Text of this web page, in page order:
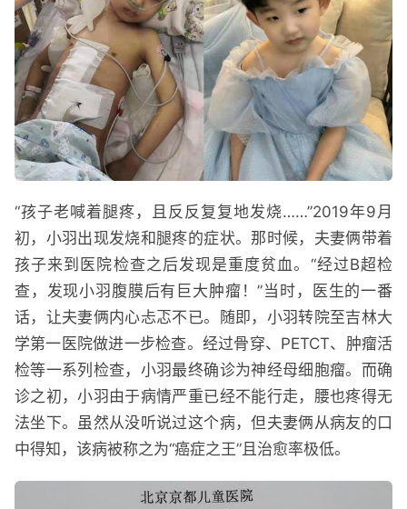
“孩子老喊着腿疼，且反反复复地发烧……”2019年9月
初，小羽出现发烧和腿疼的症状。那时候，夫妻俩带着
孩子来到医院检查之后发现是重度贫血。“经过B超检
查，发现小羽腹膜后有巨大肿瘤！”当时，医生的一番
话，让夫妻俩内心忐忑不已。随即，小羽转院至吉林大
学第一医院做进一步检查。经过骨穿、PETCT、肿瘤活
检等一系列检查，小羽最终确诊为神经母细胞瘤。而确
诊之初，小羽由于病情严重已经不能行走，腰也疼得无
法坐下。虽然从没听说过这个病，但夫妻俩从病友的口
中得知，该病被称之为“癌症之王”且治愈率极低。